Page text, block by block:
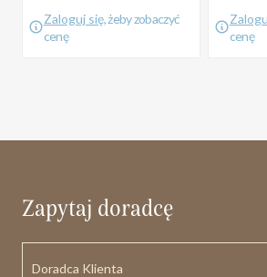
Zaloguj się, żeby zobaczyć
cenę
cenę
Zapytaj doradcę
Doradca Klienta